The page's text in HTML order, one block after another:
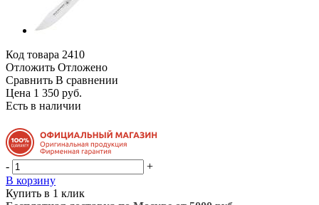
Код товара 2410
Отложить Отложено
Сравнить В сравнении
Цена 1 350 руб.
Есть в наличии
-
+
В корзину
Купить в 1 клик